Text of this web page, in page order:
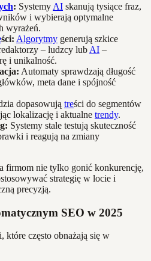
: Systemy AI skanują tysiące fraz,
i wybierają optymalne
wyrażeń.
ści: Algorytmy generują szkice
– ludzcy lub AI –
i unikalność.
Automaty sprawdzają długość
meta dane i spójność
dopasowują treści do segmentów
lokalizację i aktualne trendy.
Systemy stale testują skuteczność
i reagują na zmiany
firmom nie tylko gonić konkurencję,
strategię w locie i
precyzją.
SEO w 2025
które często obnażają się w